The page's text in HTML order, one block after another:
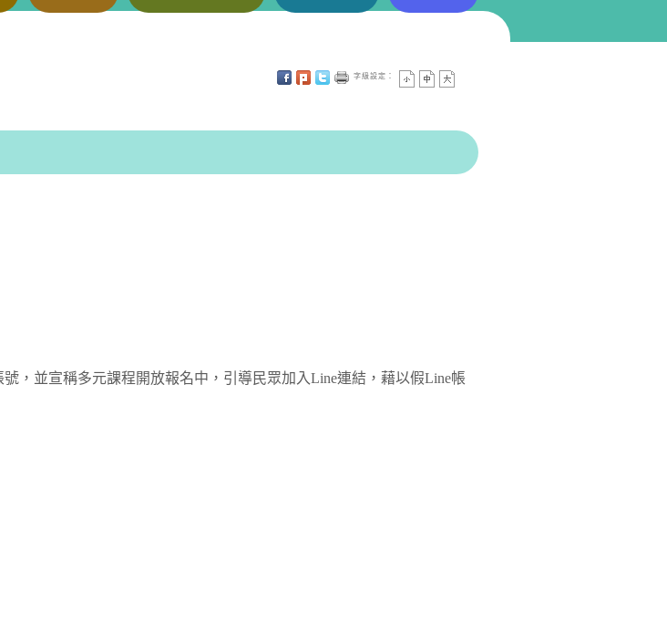
字級設定：
，並宣稱多元課程開放報名中，引導民眾加入Line連結，藉以假Line帳